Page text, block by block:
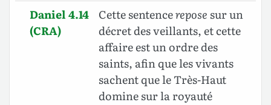
Daniel 4.14
(CRA)
Cette sentencerepose sur un
décret des veillants, et cette
affaire est un ordre des
saints, afin que les vivants
sachent que le Très-Haut
domine sur la royauté